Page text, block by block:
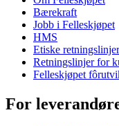
Bærekraft
Jobb i Felleskjøpet
HMS
Etiske retningslinjer
Retningslinjer for
Felleskjøpet
For